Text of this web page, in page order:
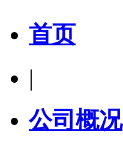
首页
|
公司概况